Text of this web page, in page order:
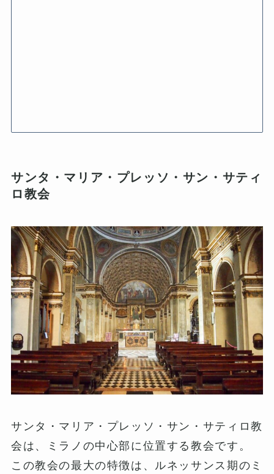
サンタ・マリア・プレッソ・サン・サティ
ロ教会
サンタ・マリア・プレッソ・サン・サティロ教
会は、ミラノの中心部に位置する教会です。
この教会の最大の特徴は、ルネッサンス期のミ